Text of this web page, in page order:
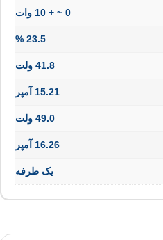
0 ~ + 10 وات
23.5 %
41.8 ولت
15.21 آمپر
49.0 ولت
16.26 آمپر
یک طرفه